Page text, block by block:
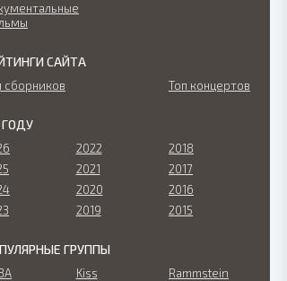
САЙТА
сборников Топ концертов
2022
2021
2020
2019
2018
2017
2016
2015
ГРУППЫ
Kiss
Rammstein